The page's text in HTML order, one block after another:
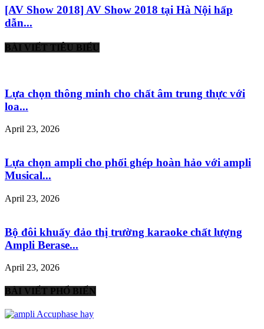
[AV Show 2018] AV Show 2018 tại Hà Nội hấp
dẫn...
BÀI VIẾT TIÊU BIỂU
Lựa chọn thông minh cho chất âm trung thực với
loa...
April 23, 2026
Lựa chọn ampli cho phối ghép hoàn hảo với ampli
Musical...
April 23, 2026
Bộ đôi khuấy đảo thị trường karaoke chất lượng
Ampli Berase...
April 23, 2026
BÀI VIẾT PHỔ BIẾN